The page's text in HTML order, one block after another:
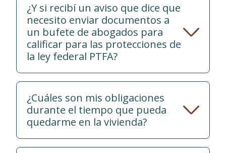
¿Y si recibí un aviso que dice que
necesito enviar documentos a
un bufete de abogados para
calificar para las protecciones de
la ley federal PTFA?
¿Cuáles son mis obligaciones
durante el tiempo que pueda
quedarme en la vivienda?